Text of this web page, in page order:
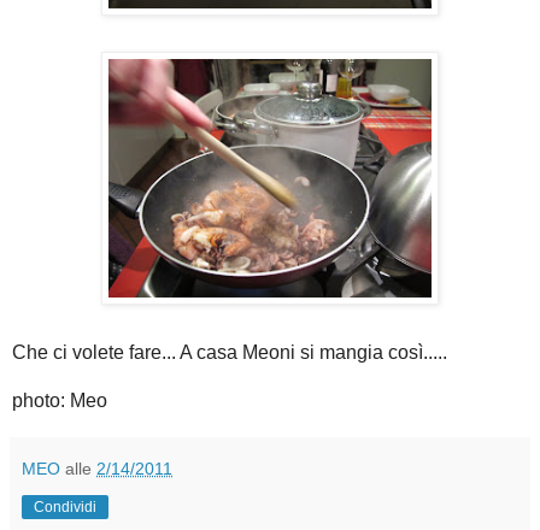
Che ci volete fare... A casa Meoni si mangia così.....
photo: Meo
MEO alle 2/14/2011
Condividi